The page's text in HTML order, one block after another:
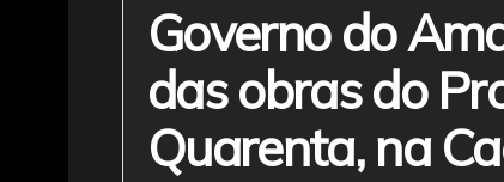
Governo do
das obras do
Quarenta, na